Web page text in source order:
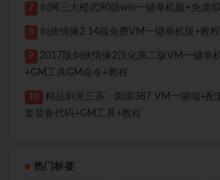
7 剑网三大橙武90级win一键单机版+免虚
8 剑侠情缘2 14端免费VM一键单机版+教程
9
2017版剑侠情缘2汉化第二版VM一键单
+GM工具GM命令+教程
10
精品剑灵三系：囡囡387 VM一键端+配
套装备代码+GM工具+教程
热门标签